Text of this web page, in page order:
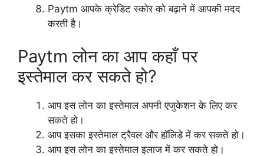
Paytm आपके क्रेडिट स्कोर को बढ़ाने में आपकी मदद
करती है।
Paytm लोन का आप कहाँ पर
इस्तेमाल कर सकते हो?
आप इस लोन का इस्तेमाल अपनी एजुकेशन के लिए कर
सकते हो।
आप इसका इस्तेमाल ट्रैवल और हॉलिडे में कर सकते हो।
आप इस लोन का इस्तेमाल इलाज में कर सकते हो।